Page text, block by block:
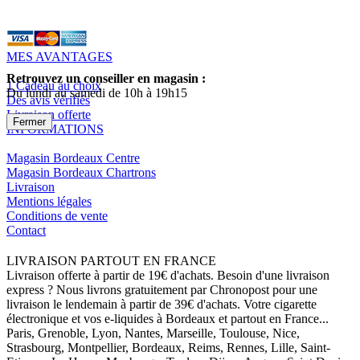
MES AVANTAGES
1 Cadeau au choix
Des avis vérifiés
Livraison offerte
INFORMATIONS
Magasin Bordeaux Centre
Magasin Bordeaux Chartrons
Livraison
Mentions légales
Conditions de vente
Contact
LIVRAISON PARTOUT EN FRANCE
Livraison offerte à partir de 19€ d'achats. Besoin d'une livraison
express ? Nous livrons gratuitement par Chronopost pour une
livraison le lendemain à partir de 39€ d'achats. Votre cigarette
électronique et vos e-liquides à Bordeaux et partout en France...
Paris, Grenoble, Lyon, Nantes, Marseille, Toulouse, Nice,
Strasbourg, Montpellier, Bordeaux, Reims, Rennes, Lille, Saint-
Retrouvez un conseiller en magasin :
Du lundi au samedi de 10h à 19h15
Fermer